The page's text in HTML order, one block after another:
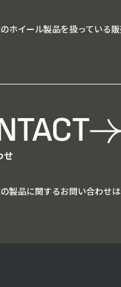
ホイール製品を扱っている
せ
製品に関するお問い合わせは